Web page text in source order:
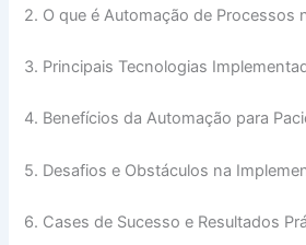
2. O que é Automação de Processos
3. Principais Tecnologias
4. Benefícios da Automação para
5. Desafios e Obstáculos na
6. Cases de Sucesso e Resultados